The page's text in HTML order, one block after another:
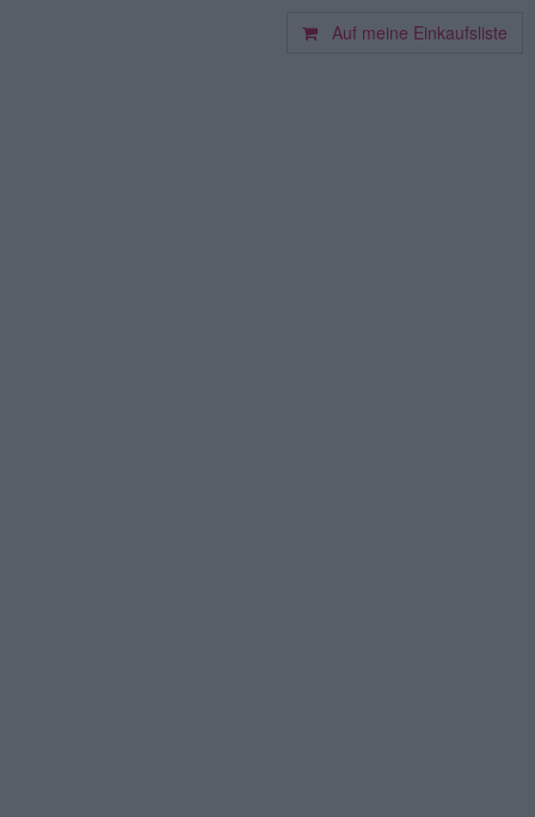
Auf meine Einkaufsliste